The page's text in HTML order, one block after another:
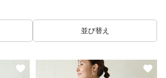
並び替え